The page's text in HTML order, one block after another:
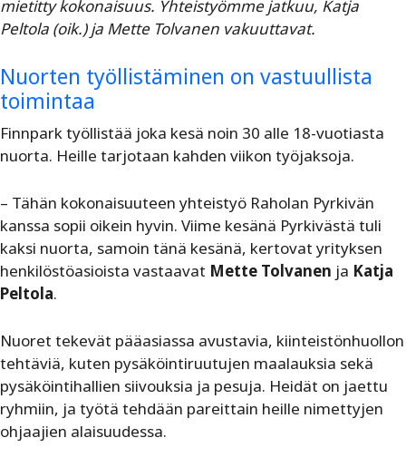
mietitty kokonaisuus. Yhteistyömme jatkuu, Katja
Peltola (oik.) ja Mette Tolvanen vakuuttavat.
Nuorten työllistäminen on vastuullista
toimintaa
Finnpark työllistää joka kesä noin 30 alle 18-vuotiasta
nuorta. Heille tarjotaan kahden viikon työjaksoja.
– Tähän kokonaisuuteen yhteistyö Raholan Pyrkivän
kanssa sopii oikein hyvin. Viime kesänä Pyrkivästä tuli
kaksi nuorta, samoin tänä kesänä, kertovat yrityksen
henkilöstöasioista vastaavat Mette Tolvanen ja Katja
Peltola.
Nuoret tekevät pääasiassa avustavia, kiinteistönhuollon
tehtäviä, kuten pysäköintiruutujen maalauksia sekä
pysäköintihallien siivouksia ja pesuja. Heidät on jaettu
ryhmiin, ja työtä tehdään pareittain heille nimettyjen
ohjaajien alaisuudessa.